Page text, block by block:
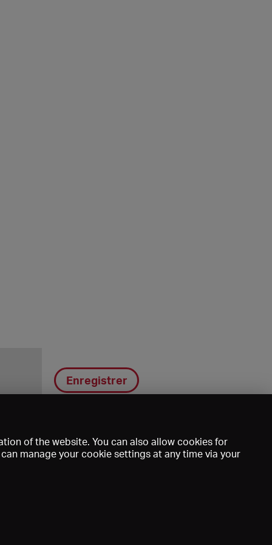
Enregistrer
of the website. You can also allow cookies for
manage your cookie settings at any time via your